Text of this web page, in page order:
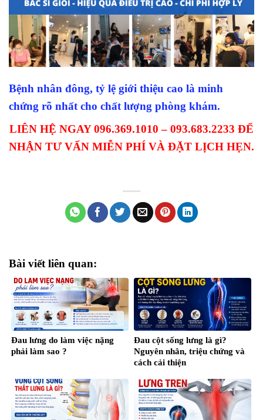
Bệnh nhân đông, tỷ lệ giới thiệu cao là minh
chứng rõ nhất cho chất lượng phòng khám.
LIÊN HỆ NGAY 096.369.1010 – 093.683.2233 ĐỂ
NHẬN TƯ VẤN MIỄN PHÍ VÀ ĐẶT LỊCH HẸN.
Bài viết liên quan:
Đau lưng do làm việc nặng
phải làm sao ?
Đau cột sống lưng là gì?
Nguyên nhân, triệu chứng và
cách cải thiện